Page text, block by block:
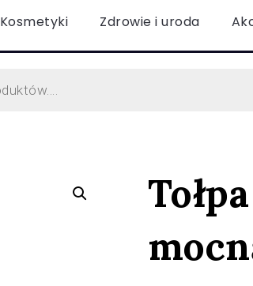
Kosmetyki Zdrowie i uroda